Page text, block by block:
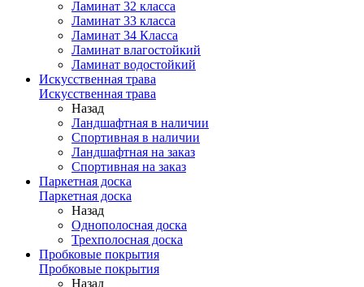
Ламинат 32 класса
Ламинат 33 класса
Ламинат 34 Класса
Ламинат влагостойкий
Ламинат водостойкий
Искусственная трава
Искусственная трава
Назад
Ландшафтная в наличии
Спортивная в наличии
Ландшафтная на заказ
Спортивная на заказ
Паркетная доска
Паркетная доска
Назад
Однополосная доска
Трехполосная доска
Пробковые покрытия
Пробковые покрытия
Назад